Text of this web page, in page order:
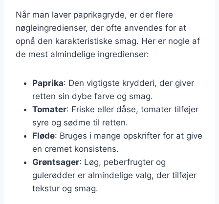
Når man laver paprikagryde, er der flere
nøgleingredienser, der ofte anvendes for at
opnå den karakteristiske smag. Her er nogle af
de mest almindelige ingredienser:
Paprika: Den vigtigste krydderi, der giver
retten sin dybe farve og smag.
Tomater: Friske eller dåse, tomater tilføjer
syre og sødme til retten.
Fløde: Bruges i mange opskrifter for at give
en cremet konsistens.
Grøntsager: Løg, peberfrugter og
gulerødder er almindelige valg, der tilføjer
tekstur og smag.